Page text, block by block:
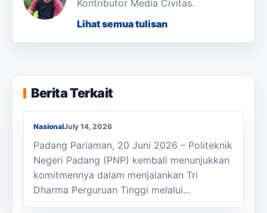
Kontributor Media Civitas.
Lihat semua tulisan
Berita Terkait
Workshop Perakitan Sistem Peringatan
Dini Banjir Berbasis Sensor Air Digelar di
SMKN 1 Sungai Limau
NasionalJuly 14, 2026
Padang Pariaman, 20 Juni 2026 – Politeknik
Negeri Padang (PNP) kembali menunjukkan
komitmennya dalam menjalankan Tri
Dharma Perguruan Tinggi melalui…
Mengapa Aceh Mengharap Bantuan Luar
Negeri?